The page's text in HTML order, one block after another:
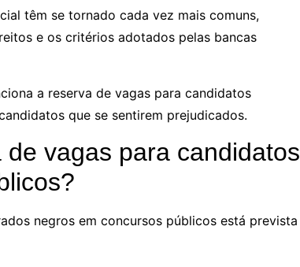
têm se tornado cada vez mais comuns,
e os critérios adotados pelas bancas
a reserva de vagas para candidatos
que se sentirem prejudicados.
vagas para candidatos
negros em concursos públicos está prevista